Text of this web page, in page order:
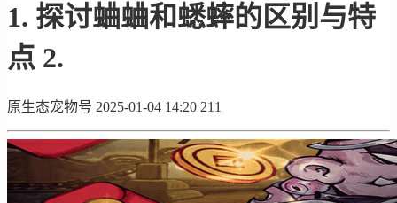
1. 探讨蛐蛐和蟋蟀的区别与特
点 2.
原生态宠物号 2025-01-04 14:20 211